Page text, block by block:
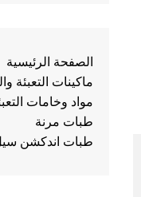
الصفحة الرئيسية
ماكينات التعبئة
مواد وخامات
طبات مرنة
طبات اندكشن